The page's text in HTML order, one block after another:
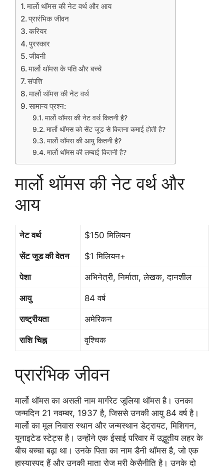
मार्लो थॉमस की नेट वर्थ और आय
प्रारंभिक जीवन
करियर
पुरस्कार
जीवनी
मार्लो थॉमस के पति और बच्चे
संपत्ति
मार्लो थॉमस की नेट वर्थ
सामान्य प्रश्न:
मार्लो थॉमस की नेट वर्थ कितनी है?
मार्लो थॉमस को सेंट जूड से कितना कमाई होती है?
मार्लो थॉमस की आयु कितनी है?
मार्लो थॉमस की लम्बाई कितनी है?
मार्लो थॉमस की नेट वर्थ और
आय
नेट वर्थ $150 मिलियन
सेंट जूड की वेतन $1 मिलियन+
पेशा अभिनेत्री, निर्माता, लेखक, दानशील
आयु 84 वर्ष
राष्ट्रीयता अमेरिकन
राशि चिह्न वृश्चिक
प्रारंभिक जीवन
मार्लो थॉमस का असली नाम मार्गरेट जूलिया थॉमस है। उनका
जन्मदिन 21 नवम्बर, 1937 है, जिससे उनकी आयु 84 वर्ष है।
मार्लो का मूल निवास स्थान और जन्मस्थान डेट्रायट, मिशिगन,
यूनाइटेड स्टेट्स है। उन्होंने एक ईसाई परिवार में उद्भूतीय लहर के
बीच बच्चा बढ़ा था। उनके पिता का नाम डैनी थॉमस है, जो एक
हास्यास्पद हैं और उनकी माता रोज मरी केसैनीति है। उनके दो